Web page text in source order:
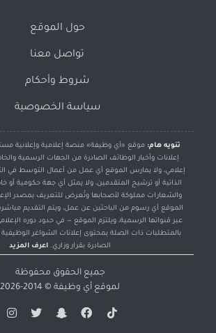
حول الموقع
تواصل معنا
شروط وأحكام
سياسة الخصوصية
تنويه هام: موقع «أي وظيفة» منصة إعلامية وإعلانية
إعلانات وأخبار الوظائف الصادرة من الجهات الرسمية
إعلامي، ولا يمارس الموقع أي عمل من أعمال التوسط في
الذاتية أو ترشيح المتقدمين، ولا يمثل أي جهة حكومية أو
والشعارات مملوكة لأصحابها وتُعرض للتعريف بمصدر
الموقع أي رسوم من الباحثين عن عمل، ويتم التقديم
عبر قنواتها الرسمية، ويلتزم الموقع — في حدود دوره
بالمتطلبات ذات الصلة بمحتوى إعلانات الشواغر الوظيفية
الصادرة بقرار وزاري. اعرف المزيد
جميع الحقوق محفوظة
لموقع أي وظيفة © 2014-2026